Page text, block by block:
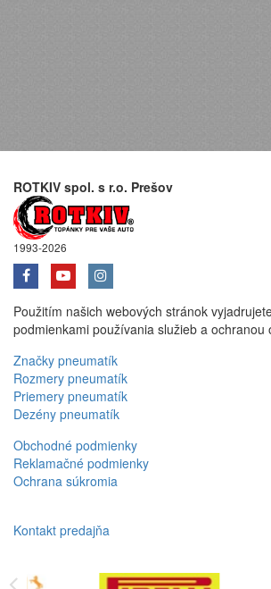
ROTKIV spol. s r.o. Prešov
1993-2026
Použitím našich webových stránok
podmienkami používania služieb a ochranou
Značky pneumatík
Rozmery pneumatík
Priemery pneumatík
Dezény pneumatík
Obchodné podmienky
Reklamačné podmienky
Ochrana súkromia
Kontakt predajňa